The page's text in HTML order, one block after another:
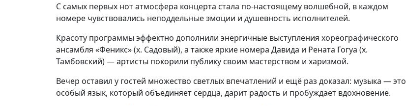
С самых первых нот атмосфера концерта стала по-настоящему волшебной, в каждом
номере чувствовались неподдельные эмоции и душевность исполнителей.
Красоту программы эффектно дополнили энергичные выступления хореографического
ансамбля «Феникс» (х. Садовый), а также яркие номера Давида и Рената Гогуа (х.
Тамбовский) — артисты покорили публику своим мастерством и харизмой.
Вечер оставил у гостей множество светлых впечатлений и ещё раз доказал: музыка — это
особый язык, который объединяет сердца, дарит радость и пробуждает вдохновение.